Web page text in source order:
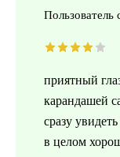
Пользователь
приятный
карандашей
сразу
в целом